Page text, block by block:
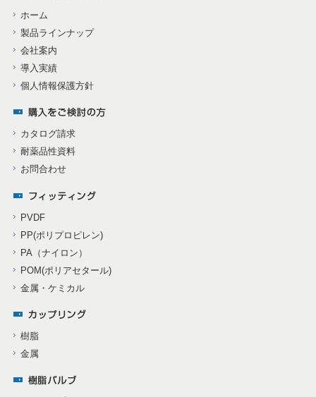
ホーム
製品ラインナップ
会社案内
導入実績
個人情報保護方針
カタログ請求
耐薬品性資料
お問合わせ
PVDF
PP(ポリプロピレン)
PA（ナイロン）
POM(ポリアセタール)
金属・ケミカル
樹脂
金属